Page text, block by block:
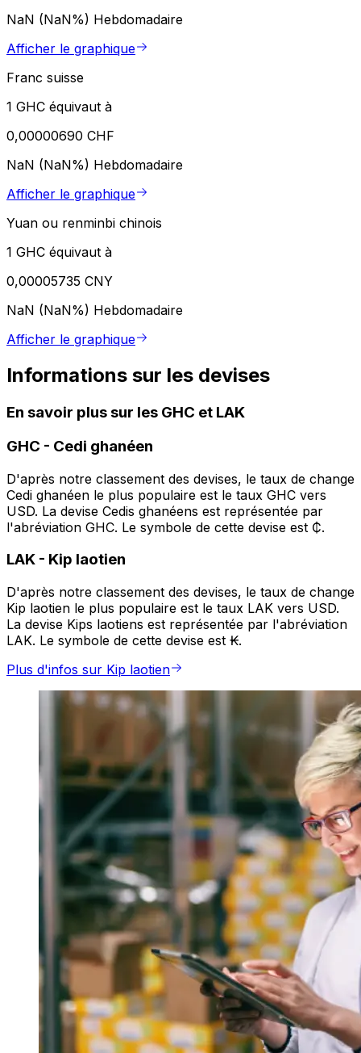
NaN (NaN%) Hebdomadaire
Afficher le graphique
Franc suisse
1 GHC équivaut à
0,00000690 CHF
NaN (NaN%) Hebdomadaire
Afficher le graphique
Yuan ou renminbi chinois
1 GHC équivaut à
0,00005735 CNY
NaN (NaN%) Hebdomadaire
Afficher le graphique
Informations sur les devises
En savoir plus sur les GHC et LAK
GHC - Cedi ghanéen
D'après notre classement des devises, le taux de change
Cedi ghanéen le plus populaire est le taux GHC vers
USD. La devise Cedis ghanéens est représentée par
l'abréviation GHC. Le symbole de cette devise est ₵.
LAK - Kip laotien
D'après notre classement des devises, le taux de change
Kip laotien le plus populaire est le taux LAK vers USD.
La devise Kips laotiens est représentée par l'abréviation
LAK. Le symbole de cette devise est ₭.
Plus d'infos sur Kip laotien